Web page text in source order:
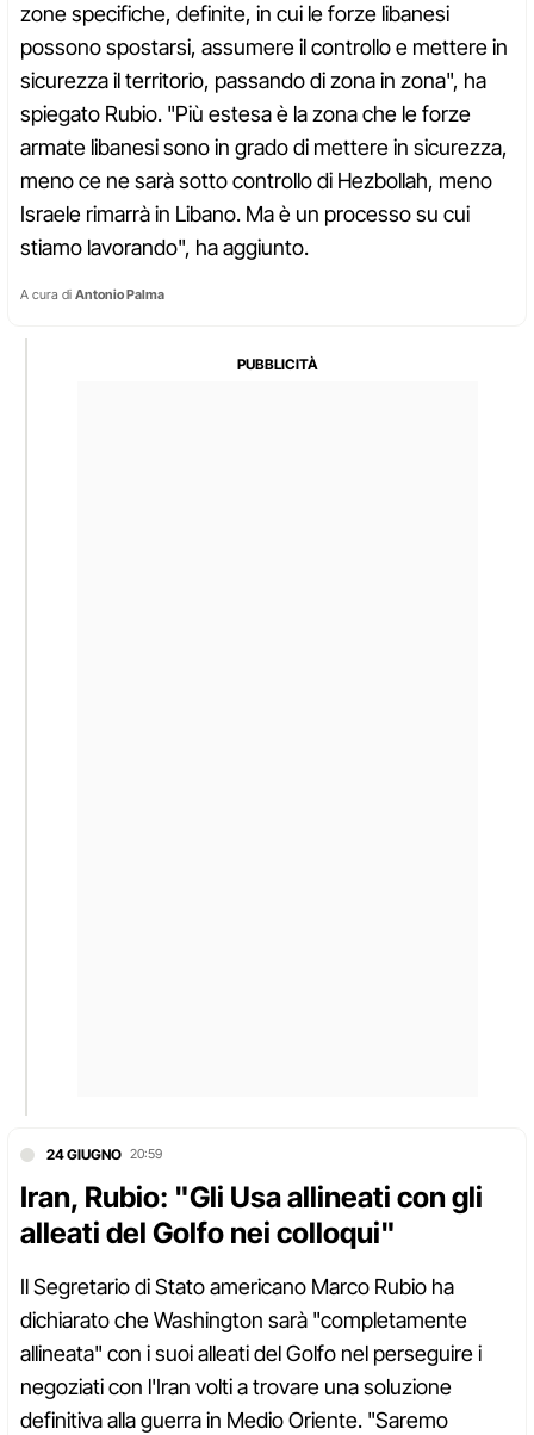
zone specifiche, definite, in cui le forze libanesi
possono spostarsi, assumere il controllo e mettere in
sicurezza il territorio, passando di zona in zona", ha
spiegato Rubio. "Più estesa è la zona che le forze
armate libanesi sono in grado di mettere in sicurezza,
meno ce ne sarà sotto controllo di Hezbollah, meno
Israele rimarrà in Libano. Ma è un processo su cui
stiamo lavorando", ha aggiunto.
A cura di Antonio Palma
24 GIUGNO 20:59
Iran, Rubio: "Gli Usa allineati con gli
alleati del Golfo nei colloqui"
Il Segretario di Stato americano Marco Rubio ha
dichiarato che Washington sarà "completamente
allineata" con i suoi alleati del Golfo nel perseguire i
negoziati con l'Iran volti a trovare una soluzione
definitiva alla guerra in Medio Oriente. "Saremo